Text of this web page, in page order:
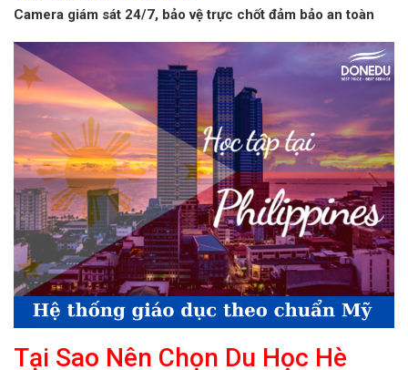
Camera giám sát 24/7, bảo vệ trực chốt đảm bảo an toàn
Tại Sao Nên Chọn Du Học Hè